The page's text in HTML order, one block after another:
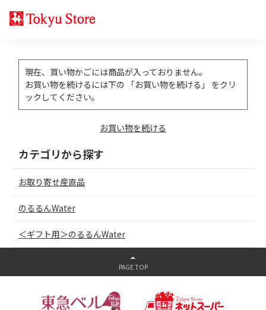
現在、買い物かごには商品が入っておりません。
お買い物を続けるには下の 「お買い物を続ける」 をクリ
ックしてください。
お買い物を続ける
カテゴリから探す
お取り寄せ産直品
のるるんWater
＜ギフト用＞のるるんWater